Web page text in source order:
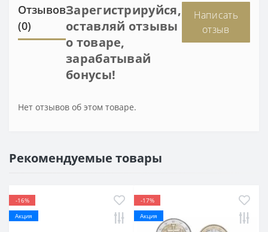
Отзывов
(0)
Зарегистрируйся,
оставляй отзывы
о товаре,
зарабатывай
бонусы!
Написать
отзыв
Нет отзывов об этом товаре.
Рекомендуемые товары
-16%
Акция
-17%
Акция